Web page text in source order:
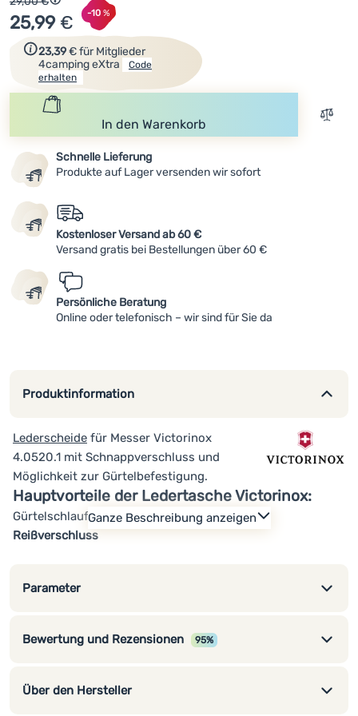
Anmelden /
Registrieren
Ursprünglicher Preis
Rabatt
-10%
25,99 €
Zum Erhalt des Rabattcodes einfach registrieren.
23,39€für Mitglieder
4camping eXtra
Code
erhalten
In den Warenkorb Zum
Schnelle Lieferung
Produkte auf Lager versenden wir sofort
Kostenloser Versand ab 60 €
Versand gratis bei Bestellungen über 60 €
Persönliche Beratung
Online oder telefonisch – wir sind für Sie da
Produktinformation
Lederscheide für Messer Victorinox
4.0520.1 mit Schnappverschluss und
Möglichkeit zur Gürtelbefestigung.
Hauptvorteile der Ledertasche Victorinox:
Gürtelschlaufe
Reißverschluss
Ganze Beschreibung anzeigen
Parameter
Bewertung und Rezensionen 95%
Über den Hersteller